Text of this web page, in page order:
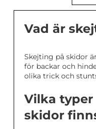
Vad är
Skejting på skidor
för backar och
olika trick och
Vilka
skidor